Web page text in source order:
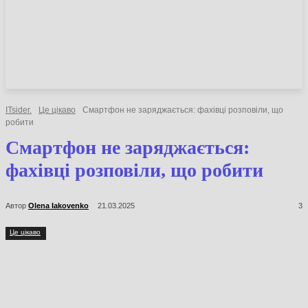
ITsider. Це цікаво
Смартфон не заряджається: фахівці розповіли, що
робити
Смартфон не заряджається:
фахівці розповіли, що робити
Автор Olena Iakovenko 21.03.2025 3
Це цікаво